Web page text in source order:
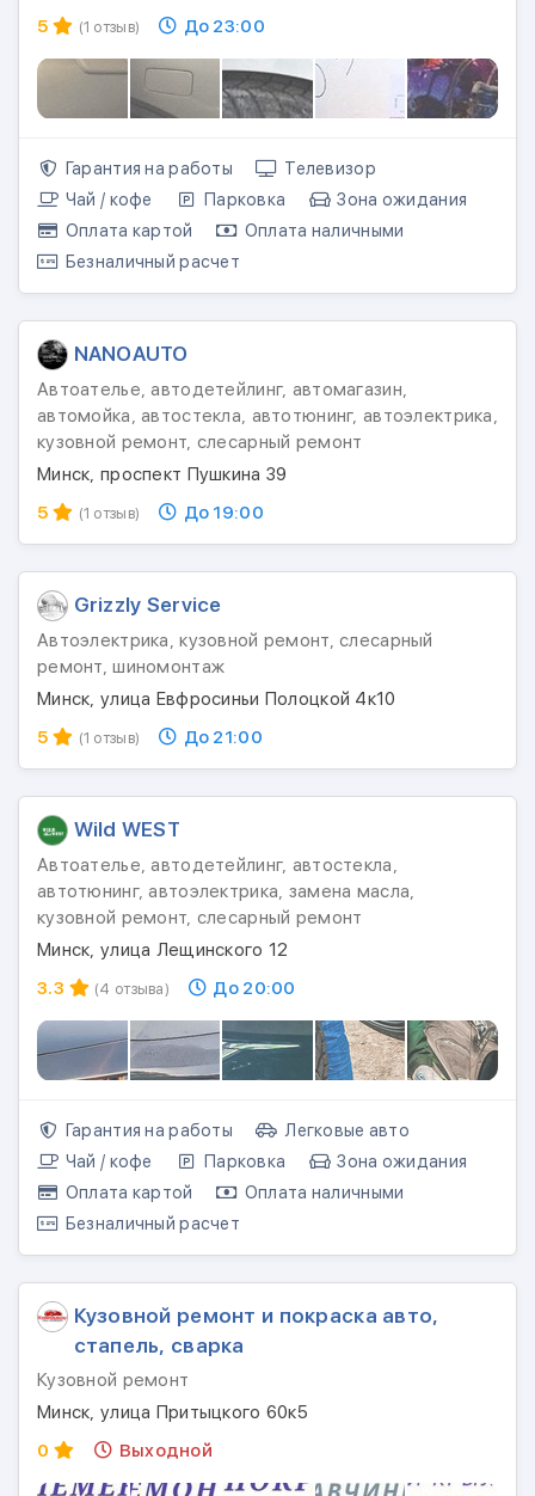
5
(1 отзыв) До 23:00
Гарантия на работы
Телевизор
Чай / кофе
Парковка
Зона ожидания
Оплата картой
Оплата наличными
Безналичный расчет
NANOAUTO
Автоателье, автодетейлинг, автомагазин,
автомойка, автостекла, автотюнинг, автоэлектрика,
кузовной ремонт, слесарный ремонт
Минск, проспект Пушкина 39
5
(1 отзыв) До 19:00
Grizzly Service
Автоэлектрика, кузовной ремонт, слесарный
ремонт, шиномонтаж
Минск, улица Евфросиньи Полоцкой 4к10
5
(1 отзыв) До 21:00
Wild WEST
Автоателье, автодетейлинг, автостекла,
автотюнинг, автоэлектрика, замена масла,
кузовной ремонт, слесарный ремонт
Минск, улица Лещинского 12
3.3
(4 отзыва) До 20:00
Гарантия на работы
Легковые авто
Чай / кофе
Парковка
Зона ожидания
Оплата картой
Оплата наличными
Безналичный расчет
Кузовной ремонт и покраска авто,
стапель, сварка
Кузовной ремонт
Минск, улица Притыцкого 60к5
0
Выходной